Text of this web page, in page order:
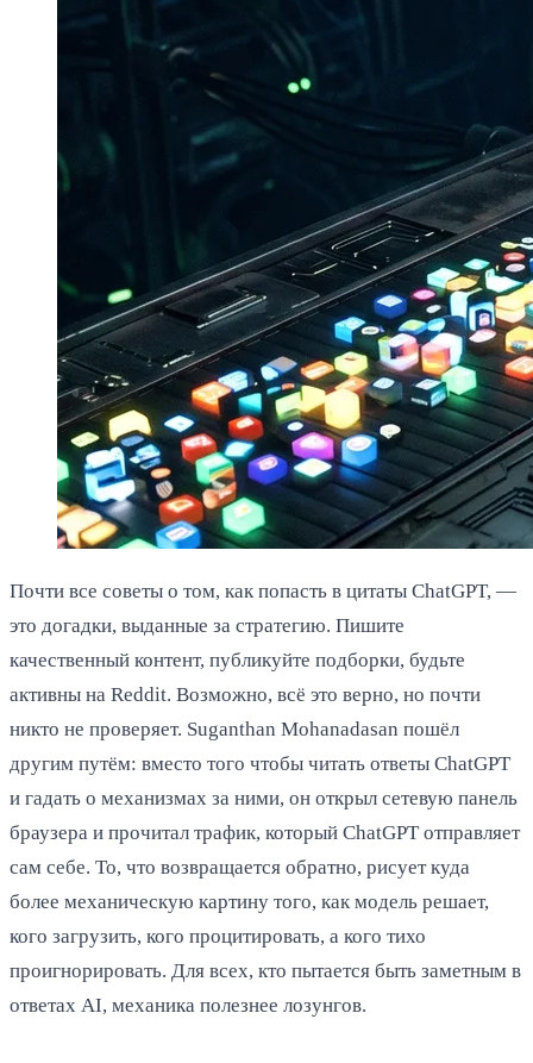
Почти все советы о том, как попасть в цитаты ChatGPT, —
это догадки, выданные за стратегию. Пишите
качественный контент, публикуйте подборки, будьте
активны на Reddit. Возможно, всё это верно, но почти
никто не проверяет. Suganthan Mohanadasan пошёл
другим путём: вместо того чтобы читать ответы ChatGPT
и гадать о механизмах за ними, он открыл сетевую панель
браузера и прочитал трафик, который ChatGPT отправляет
сам себе. То, что возвращается обратно, рисует куда
более механическую картину того, как модель решает,
кого загрузить, кого процитировать, а кого тихо
проигнорировать. Для всех, кто пытается быть заметным в
ответах AI, механика полезнее лозунгов.